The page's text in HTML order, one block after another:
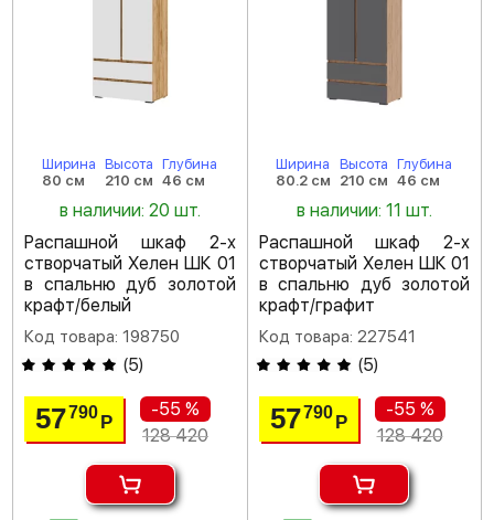
Ширина
80 см
Высота
210 см
Глубина
46 см
в наличии: 20 шт.
Распашной шкаф 2-х
створчатый Хелен ШК 01
в спальню дуб золотой
крафт/белый
Код товара: 198750
(5)
57790Р
-55 %
128 420
Ширина
80.2 см
Высота
210 см
Глубина
46 см
в наличии: 11 шт.
Распашной шкаф 2-х
створчатый Хелен ШК 01
в спальню дуб золотой
крафт/графит
Код товара: 227541
(5)
57790 Р
-55 %
128 420